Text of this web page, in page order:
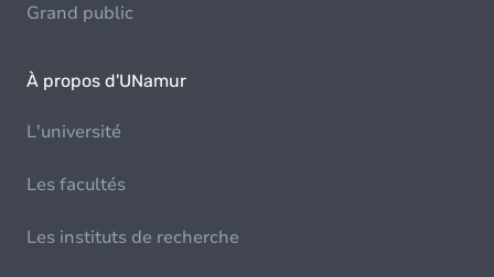
Grand public
À propos d'UNamur
L'université
Les facultés
Les instituts de recherche